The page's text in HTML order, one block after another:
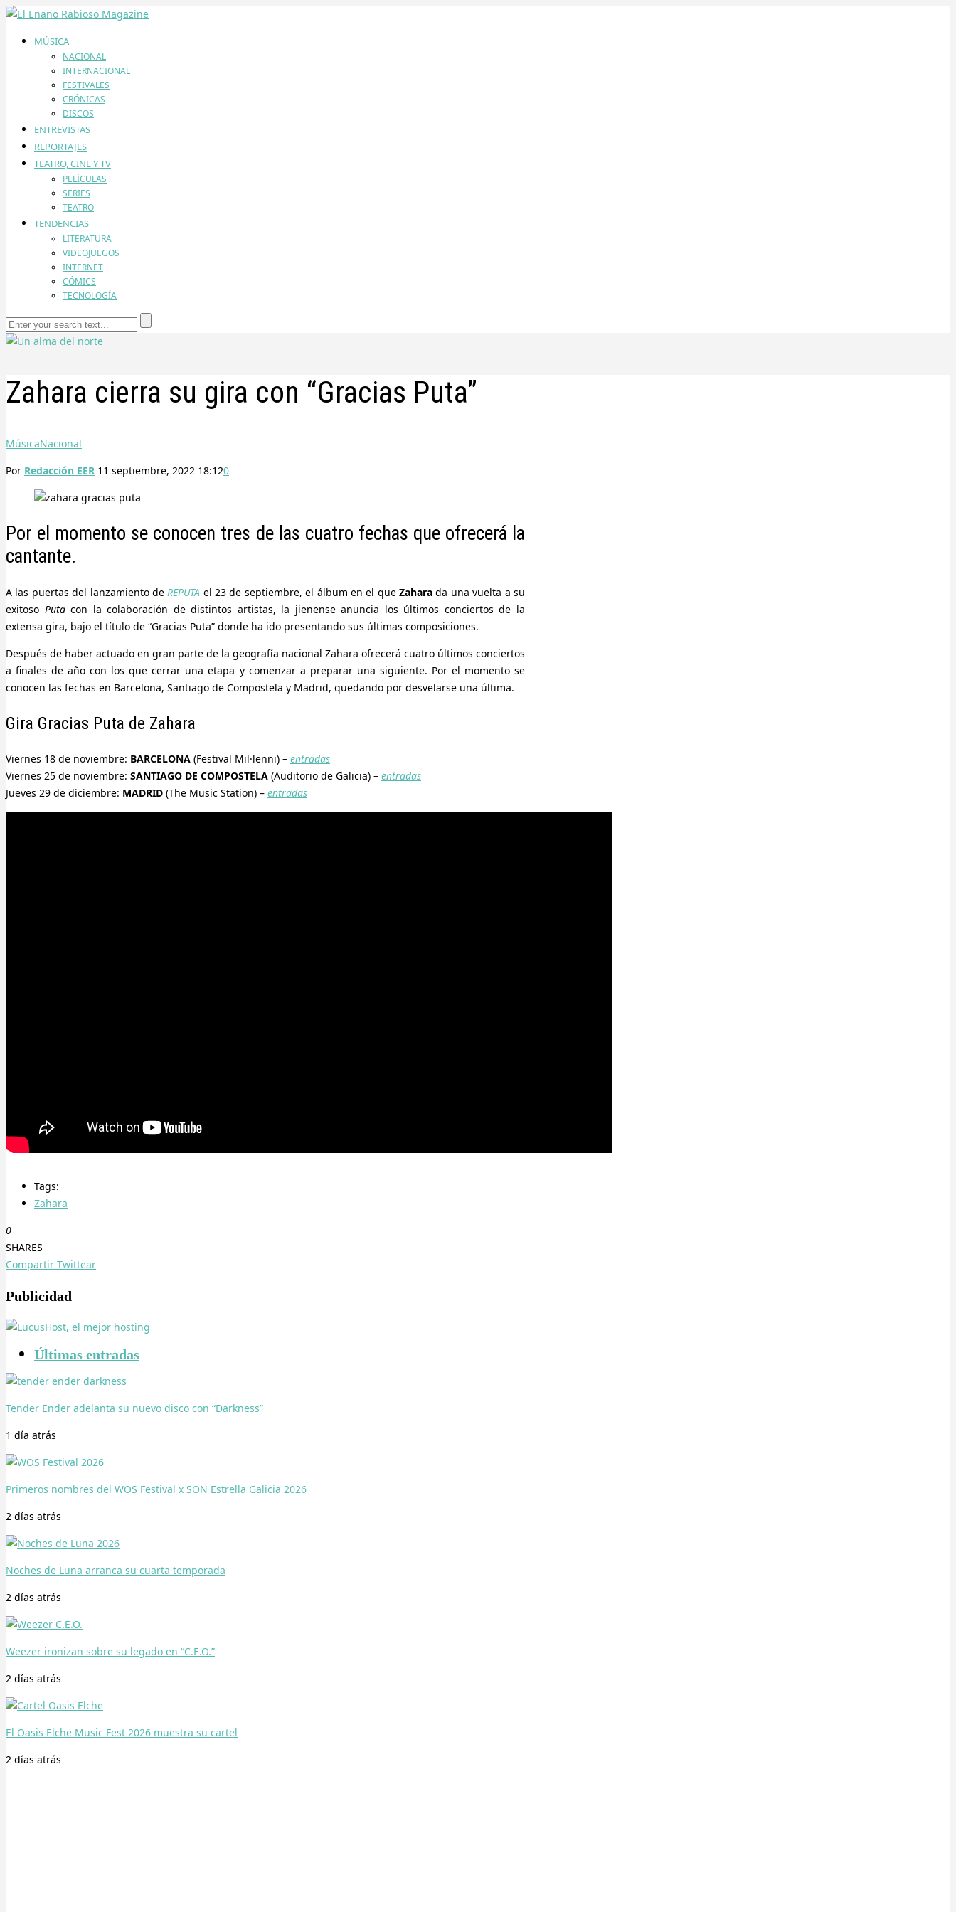
MÚSICA
NACIONAL
INTERNACIONAL
FESTIVALES
CRÓNICAS
DISCOS
ENTREVISTAS
REPORTAJES
TEATRO, CINE Y TV
PELÍCULAS
SERIES
TEATRO
TENDENCIAS
LITERATURA
VIDEOJUEGOS
INTERNET
CÓMICS
TECNOLOGÍA
Zahara cierra su gira con “Gracias Puta”
MúsicaNacional
Por Redacción EER 11 septiembre, 2022 18:120
Por el momento se conocen tres de las cuatro fechas que ofrecerá la
cantante.
A las puertas del lanzamiento de REPUTA el 23 de septiembre, el álbum en el queZahara da una vuelta a su
exitoso Putacon la colaboración de distintos artistas, la jienense anuncia los últimos conciertos de la
extensa gira, bajo el título de “Gracias Puta” donde ha ido presentando sus últimas composiciones.
Después de haber actuado en gran parte de la geografía nacional Zahara ofrecerá cuatro últimos conciertos
a finales de año con los que cerrar una etapa y comenzar a preparar una siguiente. Por el momento se
conocen las fechas en Barcelona, Santiago de Compostela y Madrid, quedando por desvelarse una última.
Gira Gracias Puta de Zahara
Viernes 18 de noviembre: BARCELONA (Festival Mil·lenni) – entradas
Viernes 25 de noviembre: SANTIAGO DE COMPOSTELA (Auditorio de Galicia) – entradas
Jueves 29 de diciembre: MADRID (The Music Station) – entradas
Tags:
Zahara
0
SHARES
Compartir Twittear
Publicidad
Últimas entradas
Tender Ender adelanta su nuevo disco con “Darkness”
1 día atrás
Primeros nombres del WOS Festival x SON Estrella Galicia 2026
2 días atrás
Noches de Luna arranca su cuarta temporada
2 días atrás
Weezer ironizan sobre su legado en “C.E.O.”
2 días atrás
El Oasis Elche Music Fest 2026 muestra su cartel
2 días atrás